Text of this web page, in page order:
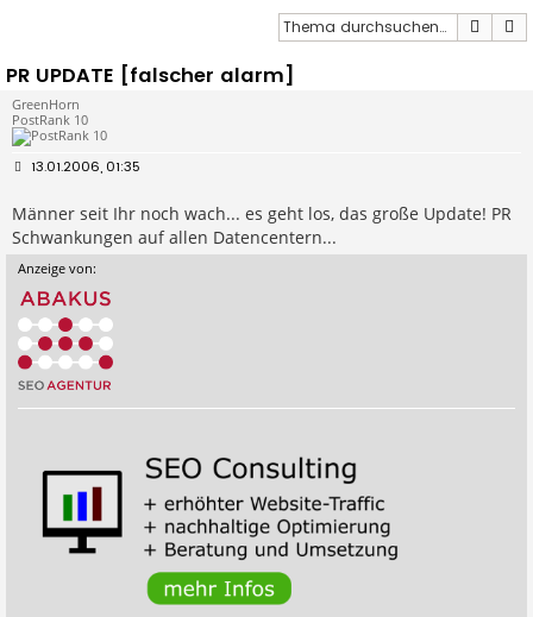
Suche
PR UPDATE [falscher alarm]
GreenHorn
PostRank 10
B
t
a
13.01.2006, 01:35
Männer seit Ihr noch wach... es geht los, das große Update! PR
Schwankungen auf allen Datencentern...
Anzeige von: